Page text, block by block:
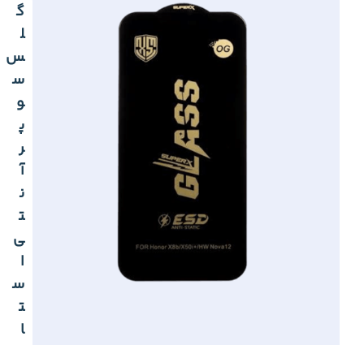
گ
ل
س
س
و
پ
ر
آ
ن
ت
ی
ا
س
ت
ا